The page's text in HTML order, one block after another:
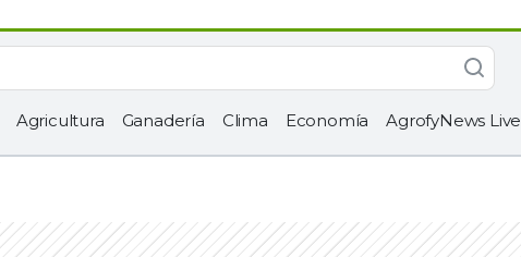
Agricultura Ganadería Clima Economía AgrofyNews Live